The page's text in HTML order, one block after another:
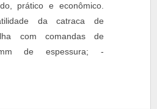
prático e econômico.
da catraca de
com comandas de
de espessura; -